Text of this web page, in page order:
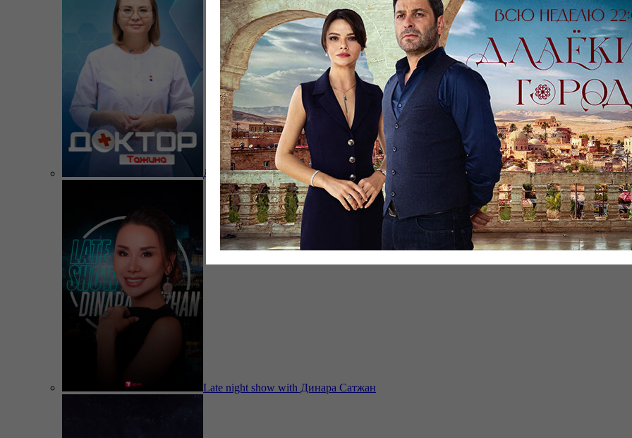
Доктор Тажина
Late night show with Динара Сатжан